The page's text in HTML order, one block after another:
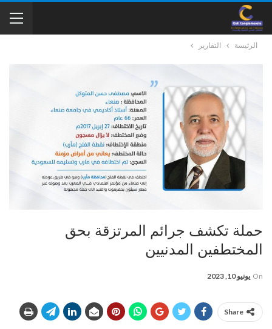
الرئيسة التقارير
حملة تكشف جرائم المرتزقة بحق
المختطفين المدنيين
On يونيو 10, 2023
Share